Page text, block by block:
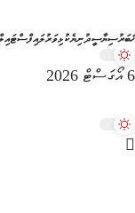
ޚަބަރުސިޔާސީދުނިޔެކުޅިވަރު
6 އޯގަސްޓް 2026